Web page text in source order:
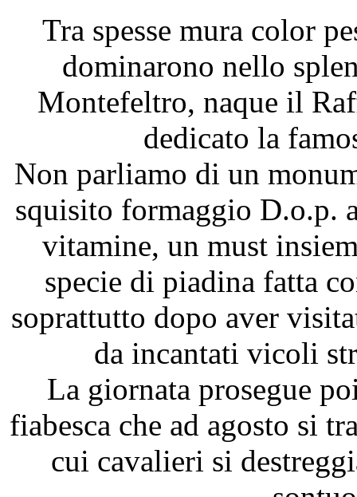
Tra spesse mura color
dominarono nello
Montefeltro, naque il
dedicato la
Non parliamo di un
squisito formaggio D.o.p.
vitamine, un must
specie di piadina fatta
soprattutto dopo aver
da incantati vicoli
La giornata prosegue
fiabesca che ad agosto si
cui cavalieri si